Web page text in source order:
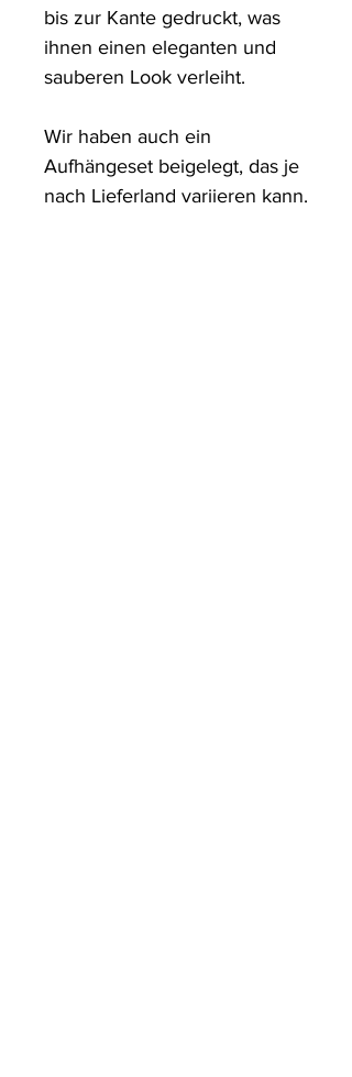
bis zur Kante gedruckt, was
ihnen einen eleganten und
sauberen Look verleiht.
Wir haben auch ein
Aufhängeset beigelegt, das je
nach Lieferland variieren kann.